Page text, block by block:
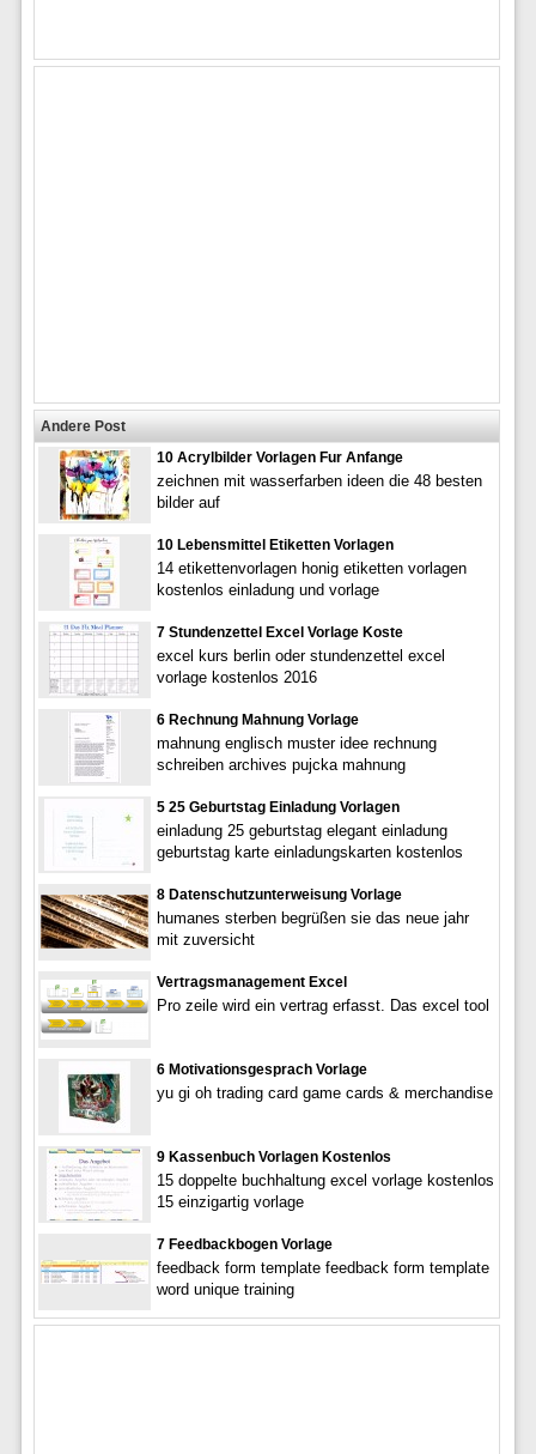
Andere Post
10 Acrylbilder Vorlagen Fur Anfange
zeichnen mit wasserfarben ideen die 48 besten
bilder auf
10 Lebensmittel Etiketten Vorlagen
14 etikettenvorlagen honig etiketten vorlagen
kostenlos einladung und vorlage
7 Stundenzettel Excel Vorlage Koste
excel kurs berlin oder stundenzettel excel
vorlage kostenlos 2016
6 Rechnung Mahnung Vorlage
mahnung englisch muster idee rechnung
schreiben archives pujcka mahnung
5 25 Geburtstag Einladung Vorlagen
einladung 25 geburtstag elegant einladung
geburtstag karte einladungskarten kostenlos
8 Datenschutzunterweisung Vorlage
humanes sterben begrüßen sie das neue jahr
mit zuversicht
Vertragsmanagement Excel
Pro zeile wird ein vertrag erfasst. Das excel tool
6 Motivationsgesprach Vorlage
yu gi oh trading card game cards & merchandise
9 Kassenbuch Vorlagen Kostenlos
15 doppelte buchhaltung excel vorlage kostenlos
15 einzigartig vorlage
7 Feedbackbogen Vorlage
feedback form template feedback form template
word unique training